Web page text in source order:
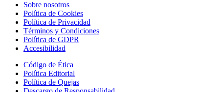
Sobre nosotros
Política de Cookies
Política de Privacidad
Términos y Condiciones
Política de GDPR
Accesibilidad
Código de Ética
Política Editorial
Política de Quejas